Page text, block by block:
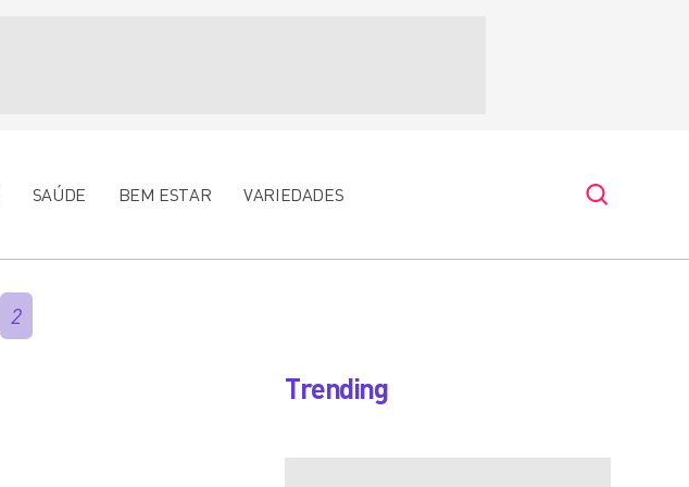
SAÚDE BEM ESTAR VARIEDADES
2
Trending